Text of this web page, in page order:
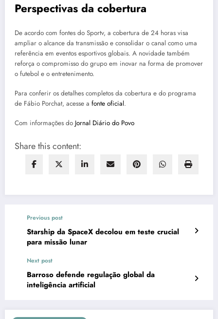
Perspectivas da cobertura
De acordo com fontes do Sportv, a cobertura de 24 horas visa
ampliar o alcance da transmissão e consolidar o canal como uma
referência em eventos esportivos globais. A novidade também
reforça o compromisso do grupo em inovar na forma de promover
o futebol e o entretenimento.
Para conferir os detalhes completos da cobertura e do programa
de Fábio Porchat, acesse a fonte oficial.
Com informações do Jornal Diário do Povo
Share this content:
Previous post
Starship da SpaceX decolou em teste crucial
para missão lunar
Next post
Barroso defende regulação global da
inteligência artificial